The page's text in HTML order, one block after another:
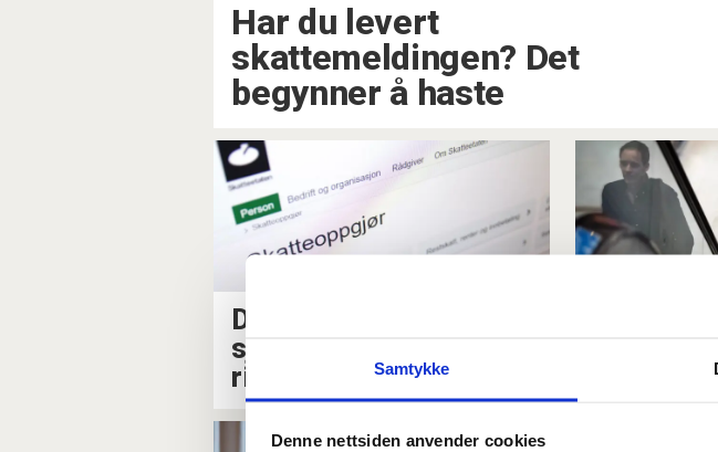
Samtykke
Denne nettsiden anvender cookies
Har du levert
skattemeldingen? Det
begynner å haste
Du kan få baksmell hvis
sjefen ikke betaler
riktig skatt for deg